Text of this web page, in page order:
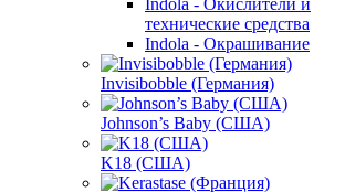
Indola - Окислители и
технические средства
Indola - Окрашивание
Invisibobble (Германия)
Johnson’s Baby (США)
K18 (США)